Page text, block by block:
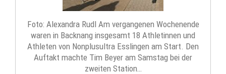
Foto: Alexandra Rudl Am vergangenen Wochenende
waren in Backnang insgesamt 18 Athletinnen und
Athleten von Nonplusultra Esslingen am Start. Den
Auftakt machte Tim Beyer am Samstag bei der
zweiten Station…